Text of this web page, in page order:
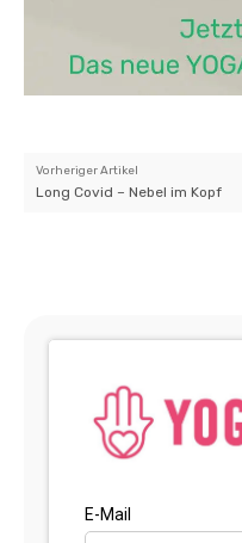
Vorheriger Artikel
Long Covid – Nebel im Kopf